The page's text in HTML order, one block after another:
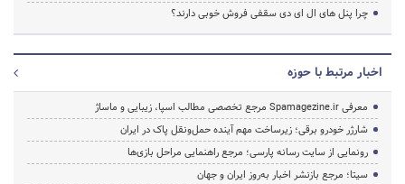
چرا پنل های ال ای دی سقفی فروش خوبی دارند؟
اخبار مرتبط با حوزه
معرفی Spamagezine.ir مرجع تخصصی مطالب اسپا، زیبایی و ماساژ
شارژر خودرو برقی؛ زیرساخت مهم آینده حمل‌ونقل پاک در ایران
رونمایی از سایت رسانه پارسی؛ مرجع راهنمایی مراحل بازی‌ها
سیتا؛ مرجع بازنشر اخبار به‌روز ایران و جهان